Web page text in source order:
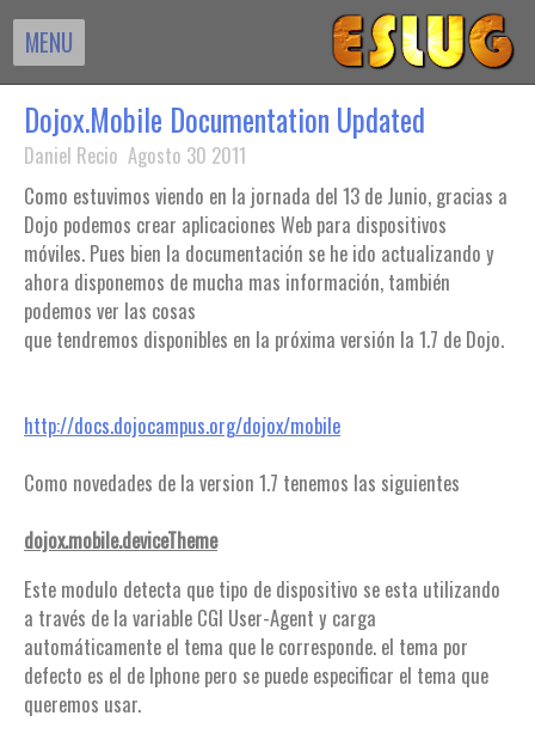
MENU
Dojox.Mobile Documentation Updated
Daniel Recio Agosto 30 2011
Como estuvimos viendo en la jornada del 13 de Junio, gracias a
Dojo podemos crear aplicaciones Web para dispositivos
móviles. Pues bien la documentación se he ido actualizando y
ahora disponemos de mucha mas información, también
podemos ver las cosas
que tendremos disponibles en la próxima versión la 1.7 de Dojo.
http://docs.dojocampus.org/dojox/mobile
Como novedades de la version 1.7 tenemos las siguientes
dojox.mobile.deviceTheme
Este modulo detecta que tipo de dispositivo se esta utilizando
a través de la variable CGI User-Agent y carga
automáticamente el tema que le corresponde. el tema por
defecto es el de Iphone pero se puede especificar el tema que
queremos usar.